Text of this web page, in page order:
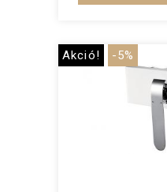
Akció! -5%